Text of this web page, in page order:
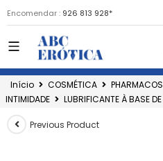
Encomendar : 926 813 928*
Início COSMÉTICA
INTIMIDADE
LUBRIFICANTE À BASE
Previous Product